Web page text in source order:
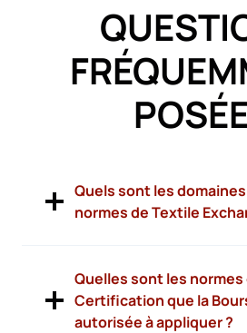
Quels sont les
normes de Textile
Quelles sont les normes
Certification que la
autorisée à appliquer ?